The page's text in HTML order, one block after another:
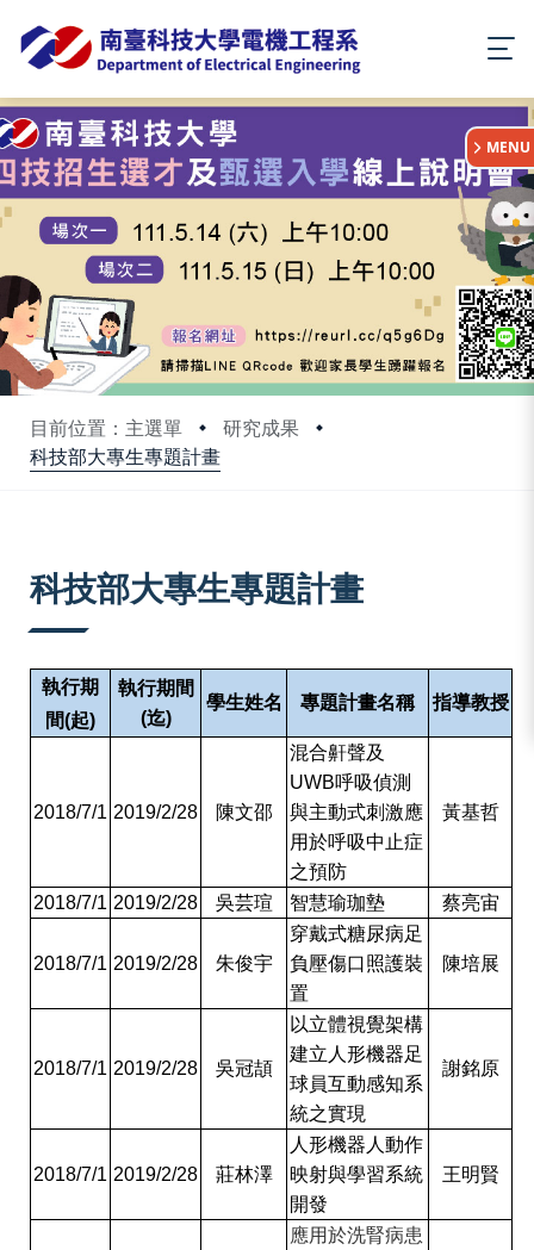
目前位置：主選單
研究成果
科技部大專生專題計畫
:::
MENU
科技部大專生專題計畫
執行期
間(起)
執行期間
(迄)
學生姓名 專題計畫名稱 指導教授
2018/7/1 2019/2/28 陳文邵
混合鼾聲及
UWB呼吸偵測
與主動式刺激應
用於呼吸中止症
之預防
黃基哲
2018/7/1 2019/2/28 吳芸瑄 智慧瑜珈墊 蔡亮宙
2018/7/1 2019/2/28 朱俊宇
穿戴式糖尿病足
負壓傷口照護裝
置
陳培展
2018/7/1 2019/2/28 吳冠頡
以立體視覺架構
建立人形機器足
球員互動感知系
統之實現
謝銘原
2018/7/1 2019/2/28 莊林澤
人形機器人動作
映射與學習系統
開發
王明賢
應用於洗腎病患